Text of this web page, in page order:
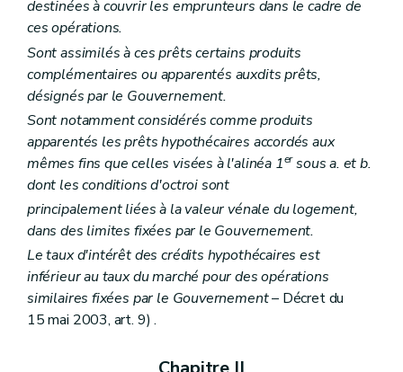
destinées à couvrir les emprunteurs dans le cadre de
ces opérations.
Sont assimilés à ces prêts certains produits
complémentaires ou apparentés auxdits prêts,
désignés par le Gouvernement.
Sont notamment considérés comme produits
apparentés les prêts hypothécaires accordés aux
mêmes fins que celles visées à l'alinéa 1ersous a. et b.
dont les conditions d'octroi sont
principalement liées à la valeur vénale du logement,
dans des limites fixées par le Gouvernement.
Le taux d'intérêt des crédits hypothécaires est
inférieur au taux du marché pour des opérations
similaires fixées par le Gouvernement– Décret du
15 mai 2003, art. 9) .